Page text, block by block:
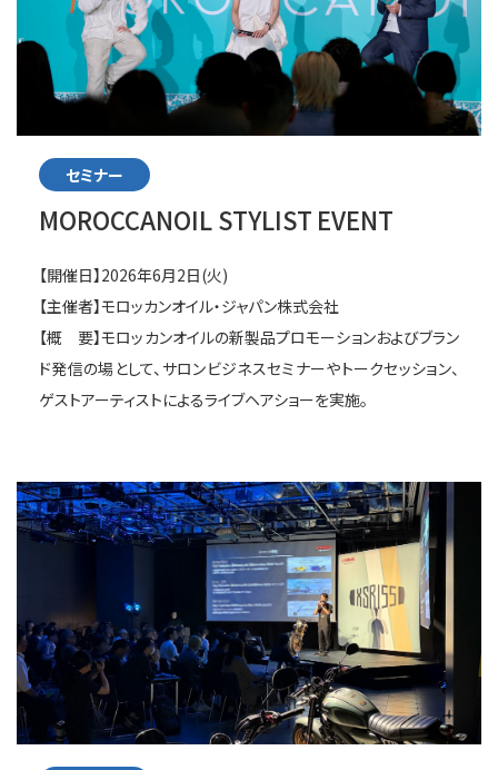
セミナー
MOROCCANOIL STYLIST EVENT
【開催日】2026年6月2日(火)
【主催者】モロッカンオイル・ジャパン株式会社
【概 要】モロッカンオイルの新製品プロモーションおよびブラン
ド発信の場として、サロンビジネスセミナーやトークセッション、
ゲストアーティストによるライブヘアショーを実施。